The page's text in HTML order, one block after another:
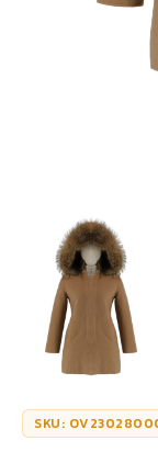
SKU: